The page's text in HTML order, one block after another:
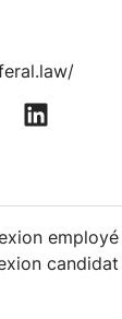
employé
candidat